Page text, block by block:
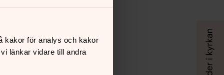
kakor för analys och kakor
länkar vidare till andra